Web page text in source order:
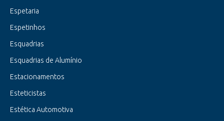
Espetaria
Espetinhos
Esquadrias
Esquadrias de Alumínio
Estacionamentos
Esteticistas
Estética Automotiva